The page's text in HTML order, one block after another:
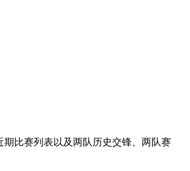
比赛列表以及两队历史交锋、两队赛